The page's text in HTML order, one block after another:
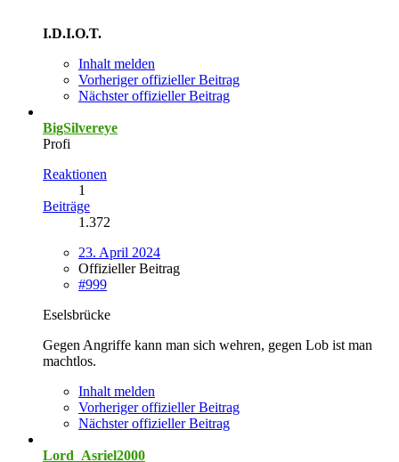
I.D.I.O.T.
Inhalt melden
Vorheriger offizieller Beitrag
Nächster offizieller Beitrag
BigSilvereye
Profi
Reaktionen
1
Beiträge
1.372
23. April 2024
Offizieller Beitrag
#999
Eselsbrücke
Gegen Angriffe kann man sich wehren, gegen Lob ist man
machtlos.
Inhalt melden
Vorheriger offizieller Beitrag
Nächster offizieller Beitrag
Lord_Asriel2000